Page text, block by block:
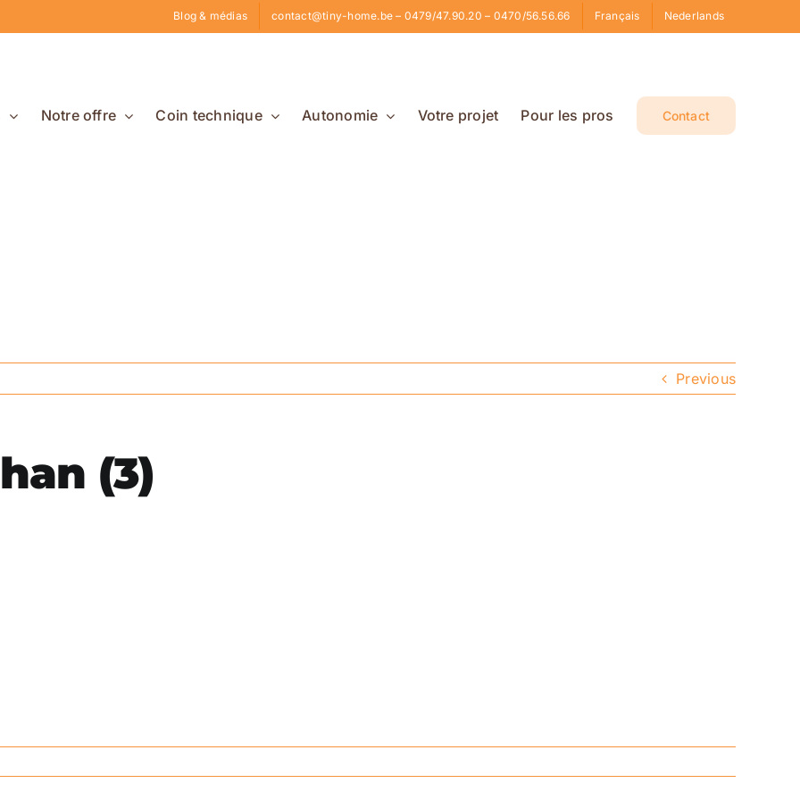
Blog & médias contact@tiny-home.be – 0479/47.90.20 – 0470/56.56.66 Français Nederlands
Notre offre Coin technique Autonomie Votre projet Pour les pros Contact
Previous
(3)